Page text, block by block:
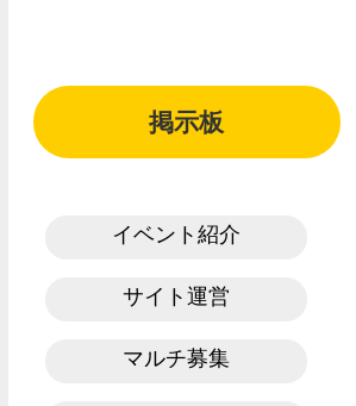
掲示板
イベント紹介
サイト運営
マルチ募集